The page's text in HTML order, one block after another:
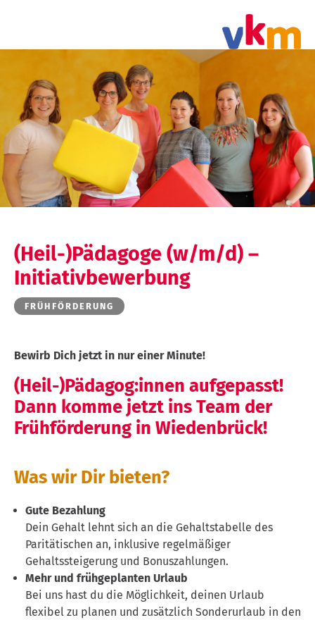
(Heil-)Pädagoge (w/m/d) –
Initiativbewerbung
FRÜHFÖRDERUNG
Bewirb Dich jetzt in nur einer Minute!
(Heil-)Pädagog:innen aufgepasst!
Dann komme jetzt ins Team der
Frühförderung in Wiedenbrück!​
Was wir Dir bieten?
Gute Bezahlung
Dein Gehalt lehnt sich an die Gehaltstabelle des
Paritätischen an, inklusive regelmäßiger
Gehaltssteigerung und Bonuszahlungen.
Mehr und frühgeplanten Urlaub
Bei uns hast du die Möglichkeit, deinen Urlaub
flexibel zu planen und zusätzlich Sonderurlaub in den